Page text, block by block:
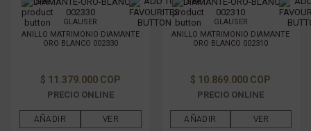
GLAUSER
ANILLO MATRIMONIO DIAMANTE
ORO BLANCO 002330
$ 11.379.000 COP
PRECIO ONLINE
AÑADIR VER
GLAUSER
ANILLO MATRIMONIO DIAMANTE
ORO BLANCO 002310
$ 10.869.000 COP
PRECIO ONLINE
AÑADIR VER